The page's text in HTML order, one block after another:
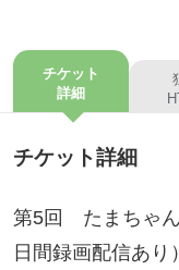
チケット
詳細
チケット詳細
第5回 たまちゃ
日間録画配信あり）